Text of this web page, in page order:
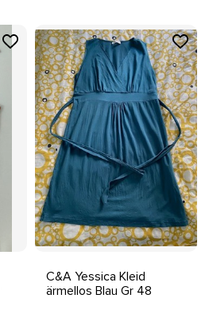
C&A Yessica Kleid
ärmellos Blau Gr 48